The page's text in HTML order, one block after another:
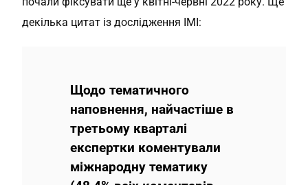
декілька цитат із дослідження ІМІ:
Щодо тематичного
наповнення, найчастіше в
третьому кварталі
експертки коментували
міжнародну тематику